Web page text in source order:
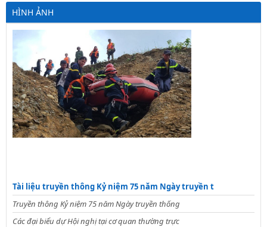
HÌNH ẢNH
Tài liệu truyền thông Kỷ niệm 75 năm Ngày truyền t
Truyền thông Kỷ niệm 75 năm Ngày truyền thống
Các đại biểu dự Hội nghị tại cơ quan thường trực